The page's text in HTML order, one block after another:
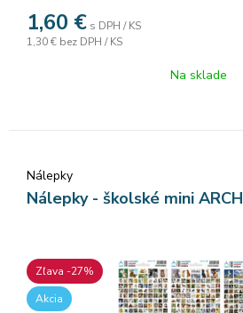
1,60 € s DPH / KS
1,30 € bez DPH / KS
Na sklade
Nálepky
Nálepky - školské mini ARCH
Zľava -27%
Akcia